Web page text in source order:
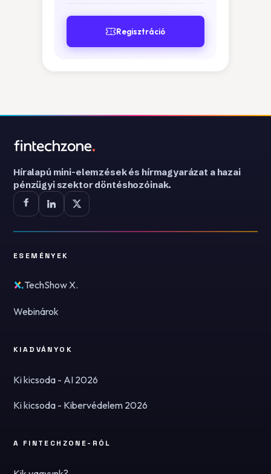
Regisztráció
Híralapú mini-elemzések és hírmagyarázat a hazai
pénzügyi szektor döntéshozóinak.
ESEMÉNYEK
TechShow X.
Webinárok
KIADVÁNYOK
Ki kicsoda - AI 2026
Ki kicsoda - Kibervédelem 2026
A FINTECHZONE-RÓL